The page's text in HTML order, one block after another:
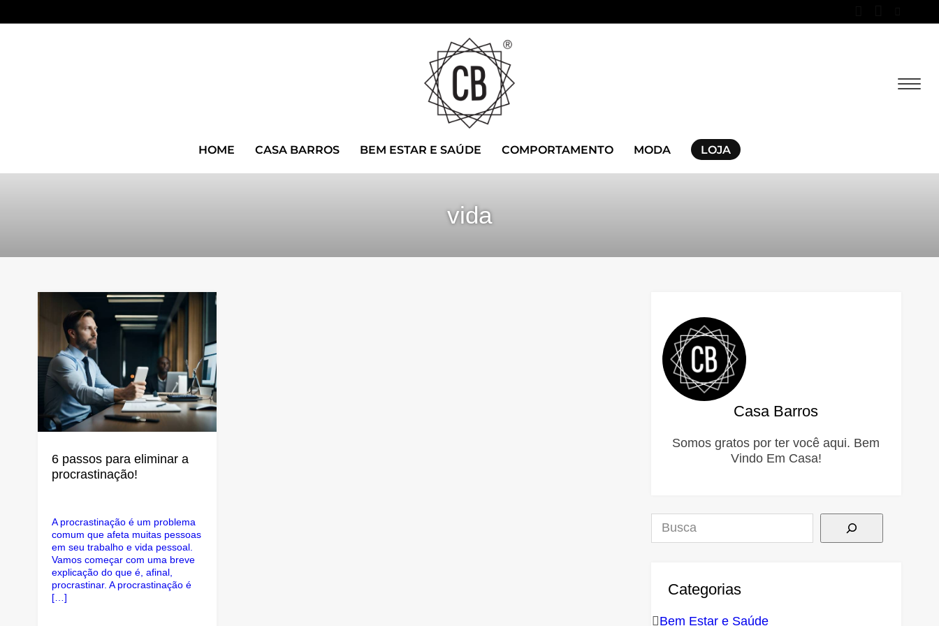
HOME CASA BARROS BEM ESTAR E SAÚDE COMPORTAMENTO MODA LOJA
vida
6 passos para eliminar a
procrastinação!
A procrastinação é um problema
comum que afeta muitas pessoas
em seu trabalho e vida pessoal.
Vamos começar com uma breve
explicação do que é, afinal,
procrastinar. A procrastinação é
[…]
Casa Barros
Somos gratos por ter você aqui. Bem
Vindo Em Casa!
Pesquisar
Categorias
Bem Estar e Saúde